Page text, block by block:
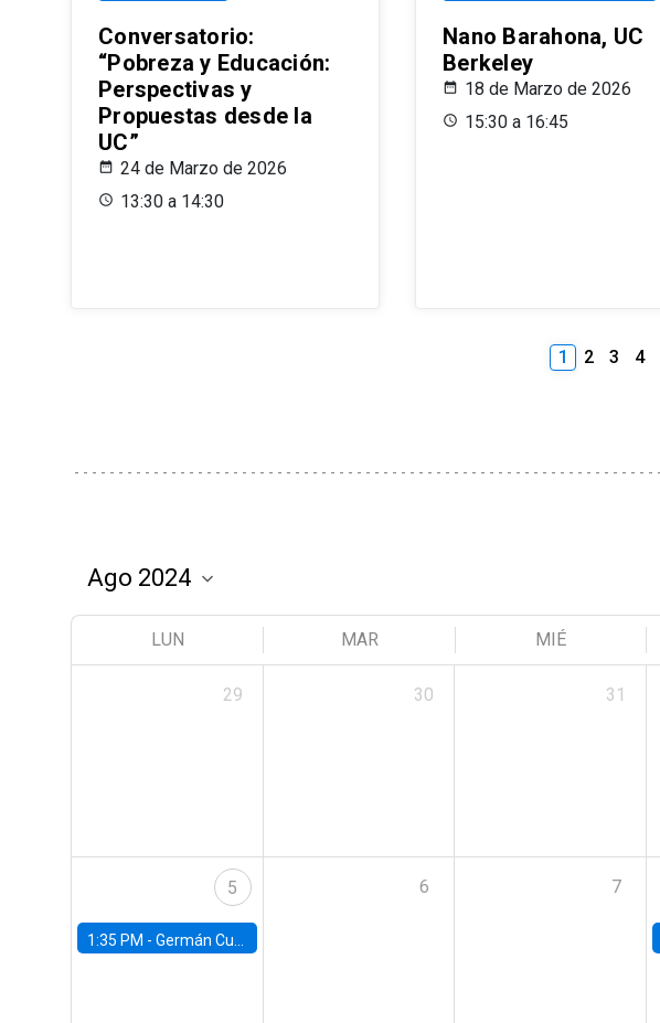
Conversatorio:
“Pobreza y Educación:
Perspectivas y
Propuestas desde la
UC”
24 de Marzo de 2026
13:30 a 14:30
Nano Barahona, UC
Berkeley
18 de Marzo de 2026
15:30 a 16:45
1 2 3 4
LUN MAR MIÉ
29 30 31
5
1:35 PM - Germán Cubas, University of Houston
6 7